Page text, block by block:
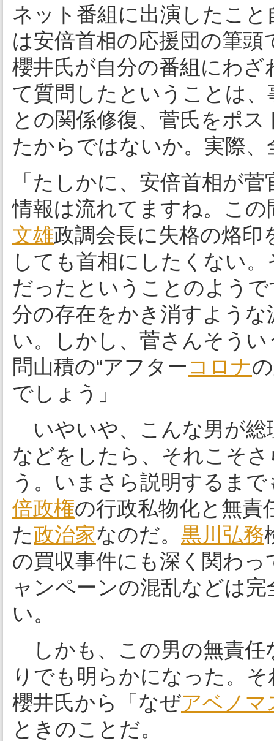
ネット番組に出演したこ
は安倍首相の応援団の筆
櫻井氏が自分の番組にわ
て質問したということは
との関係修復、菅氏をポ
たからではないか。実際
「たしかに、安倍首相が
情報は流れてますね。こ
文雄政調会長に失格の烙
しても首相にしたくない
だったということのよう
分の存在をかき消すよう
い。しかし、菅さんそう
問山積の“アフター コロナ
でしょう」
いやいや、こんな男が総
などをしたら、それこそ
う。いまさら説明するま
倍政権の行政私物化と無責
た政治家なのだ。 黒川弘務
の買収事件にも深く関わ
ャンペーンの混乱などは
い。
しかも、この男の無責任
りでも明らかになった。
櫻井氏から「なぜアベノマ
ときのことだ。